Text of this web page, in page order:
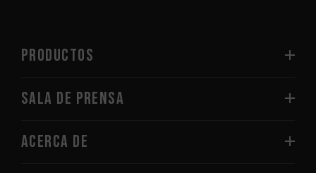
PRODUCTOS
Sala de prensa
Acerca de